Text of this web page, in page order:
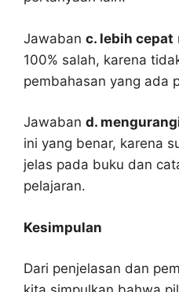
Jawaban c. lebih cepat
100% salah, karena
pembahasan yang ada
Jawaban d.
ini yang benar, karena
jelas pada buku dan
pelajaran.
Kesimpulan
Dari penjelasan dan